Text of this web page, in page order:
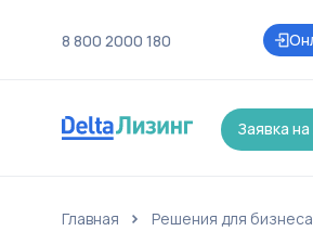
8 800 2000 180
Заявка на
КонтактыСтрахованиеКарьера
Главная Решения для бизнеса